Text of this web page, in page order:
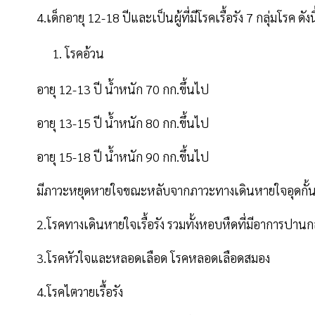
4.เด็กอายุ 12-18 ปีและเป็นผู้ที่มีโรคเรื้อรัง 7 กลุ่มโรค ดัง
โรคอ้วน
อายุ 12-13 ปี น้ำหนัก 70 กก.ขึ้นไป
อายุ 13-15 ปี น้ำหนัก 80 กก.ขึ้นไป
อายุ 15-18 ปี น้ำหนัก 90 กก.ขึ้นไป
มีภาวะหยุดหายใจขณะหลับจากภาวะทางเดินหายใจอุดกั้น
2.โรคทางเดินหายใจเรื้อรัง รวมทั้งหอบหืดที่มีอาการปาน
3.โรคหัวใจและหลอดเลือด โรคหลอดเลือดสมอง
4.โรคไตวายเรื้อรัง